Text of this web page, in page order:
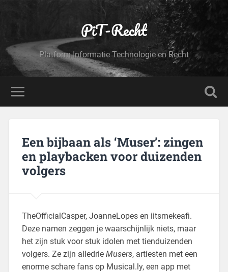
PiT-Recht
Platform Informatie Technologie en Recht
Een bijbaan als ‘Muser’: zingen
en playbacken voor duizenden
volgers
TheOfficialCasper, JoanneLopes en iitsmekeafi.
Deze namen zeggen je waarschijnlijk niets, maar
het zijn stuk voor stuk idolen met tienduizenden
volgers. Ze zijn alledrie Musers, artiesten met een
enorme schare fans op Musical.ly, een app met